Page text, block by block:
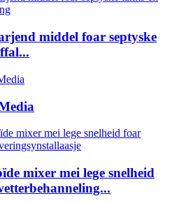
middel foar septyske
mixer mei lege snelheid